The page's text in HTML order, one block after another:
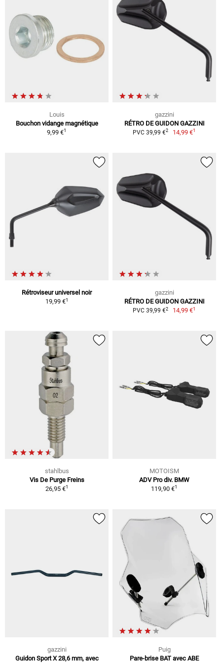
Louis
Bouchon vidange magnétique
9,99 €1
gazzini
RÉTRO DE GUIDON GAZZINI
PVC 39,99 €2 14,99 €1
Rétroviseur universel noir
19,99 €1
gazzini
RÉTRO DE GUIDON GAZZINI
PVC 39,99 €2 14,99 €1
stahlbus
Vis De Purge Freins
26,95 €1
MOTOISM
ADV Pro div. BMW
119,90 €1
gazzini
Guidon Sport X 28,6 mm, avec
Puig
Pare-brise BAT avec ABE